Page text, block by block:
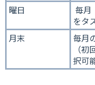
曜日
毎月
をタ
月末
毎月
（
択可